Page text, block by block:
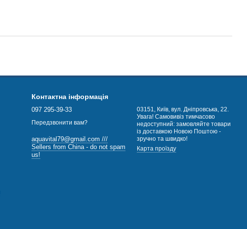
Контактна інформація
097 295-39-33
Передзвонити вам?
aquavital79@gmail.com ///
Sellers from China - do not spam
us!
03151, Київ, вул. Дніпровська, 22.
Увага! Самовивіз тимчасово
недоступний: замовляйте товари
із доставкою Новою Поштою -
зручно та швидко!
Карта проїзду